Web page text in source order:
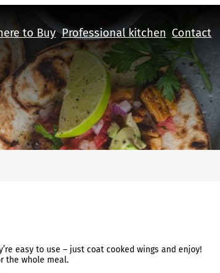
to Buy Professional kitchen Contact
easy to use – just coat cooked wings and enjoy!
the whole meal.